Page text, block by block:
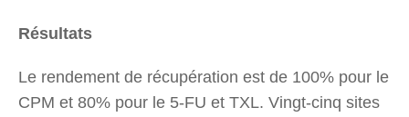
Résultats
Le rendement de récupération est de 100% pour le
CPM et 80% pour le 5-FU et TXL. Vingt-cinq sites